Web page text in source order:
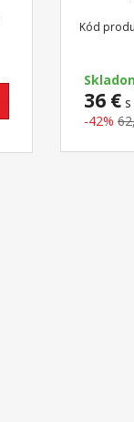
Kód
36 €
-42%